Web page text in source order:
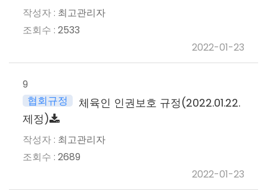
최고관리자
2533
2022-01-23
9
협회규정
체육인 인권보호 규정(2022.01.22.
제정)
최고관리자
2689
2022-01-23